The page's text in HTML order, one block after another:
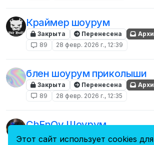
Краймер шоурум
Закрыта Перенесена
89
28 февр. 2026 г., 12:39
блен шоурум приколыши
Закрыта Перенесена
89
28 февр. 2026 г., 12:35
ChEnOv Шоурум
Закрыта
Этот сайт использует cookies